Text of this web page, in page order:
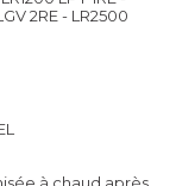
2RE - LR2500